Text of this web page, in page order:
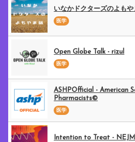
いなかドクターズのよも
医学
Open Globe Talk - rizul
医学
ASHPOfficial - American
Pharmacists©
医学
Intention to Treat -